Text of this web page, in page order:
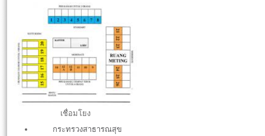
XXXX.jpg
เชื่อมโยง
กระทรวงสาธารณสุข